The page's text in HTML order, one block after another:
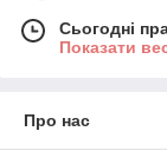
Сьогодні
Показати
Про нас